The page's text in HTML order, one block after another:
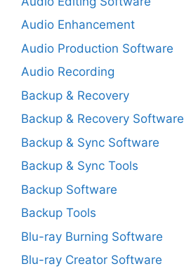
Audio Enhancement
Audio Production Software
Audio Recording
Backup & Recovery
Backup & Recovery Software
Backup & Sync Software
Backup & Sync Tools
Backup Software
Backup Tools
Blu-ray Burning Software
Blu-ray Creator Software